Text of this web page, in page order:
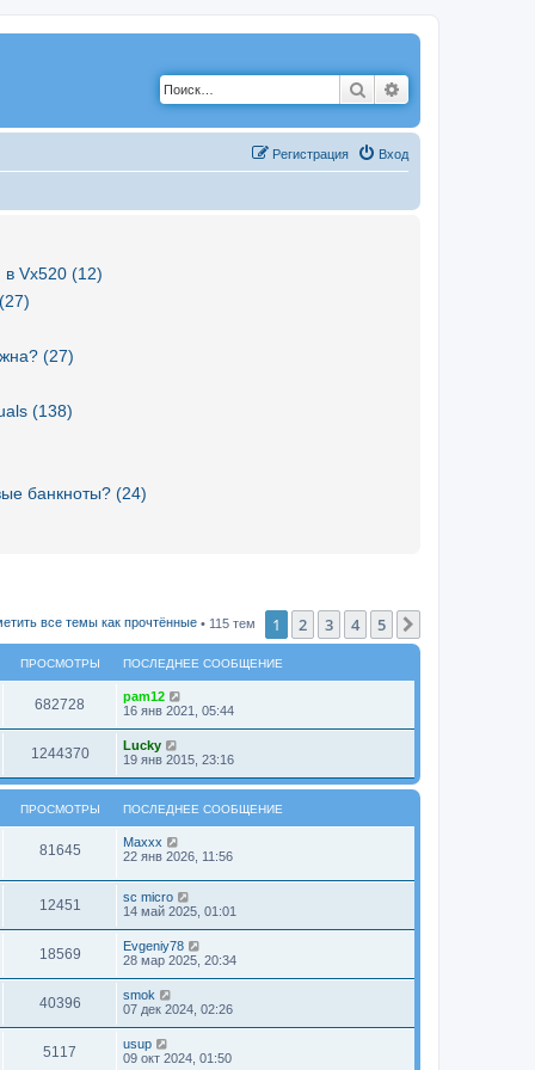
Поиск
Вход
Регистрация
Vx520 (12)
(27)
(138)
банкноты? (24)
все темы как прочтённые • 115 тем 1 2 3 4 5
ПРОСМОТРЫ ПОСЛЕДНЕЕ СООБЩЕНИЕ
682728
pam12
16 янв 2021, 05:44
1244370
Lucky
19 янв 2015, 23:16
ПРОСМОТРЫ ПОСЛЕДНЕЕ СООБЩЕНИЕ
81645
Maxxx
22 янв 2026, 11:56
12451
sc micro
14 май 2025, 01:01
18569
Evgeniy78
28 мар 2025, 20:34
40396
smok
07 дек 2024, 02:26
5117
usup
09 окт 2024, 01:50